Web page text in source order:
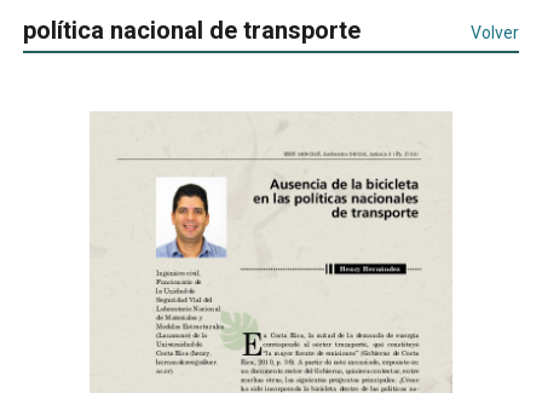
política nacional de transporte Volver